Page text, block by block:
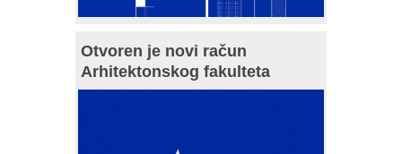
Otvoren je novi račun
Arhitektonskog fakulteta